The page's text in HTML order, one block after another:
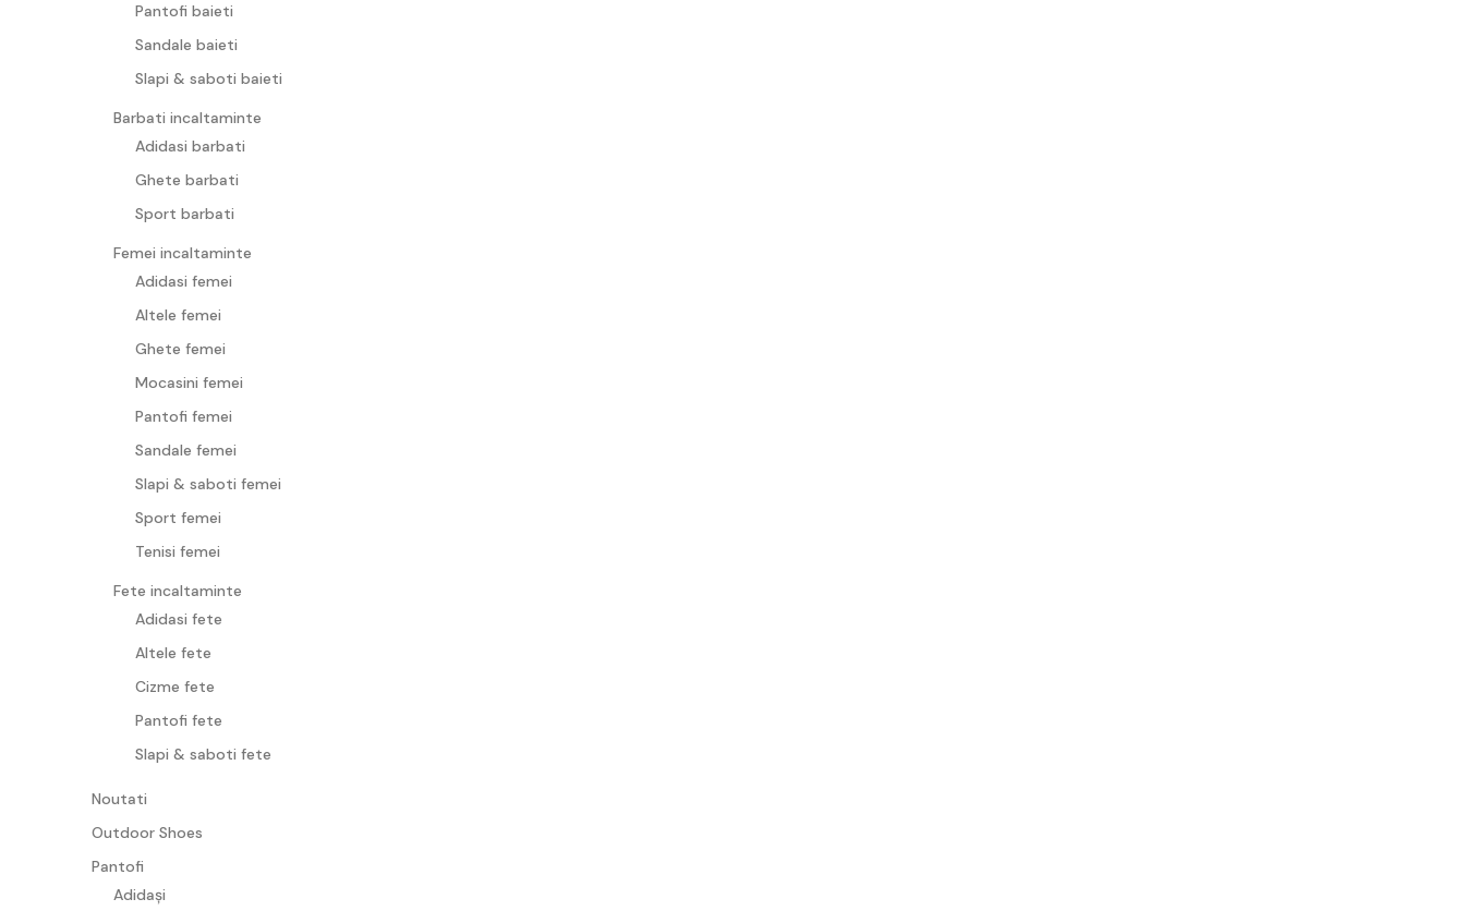
Pantofi baieti
Sandale baieti
Slapi & saboti baieti
Barbati incaltaminte
Adidasi barbati
Ghete barbati
Sport barbati
Femei incaltaminte
Adidasi femei
Altele femei
Ghete femei
Mocasini femei
Pantofi femei
Sandale femei
Slapi & saboti femei
Sport femei
Tenisi femei
Fete incaltaminte
Adidasi fete
Altele fete
Cizme fete
Pantofi fete
Slapi & saboti fete
Noutati
Outdoor Shoes
Pantofi
Adidași